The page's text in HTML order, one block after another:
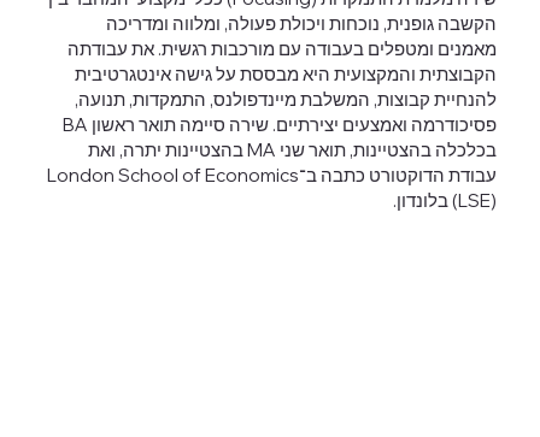
הקשבה גופנית, נוכחות ויכולת פעולה, ומלווה ומדריכה
מאמנים ומטפלים בעבודה עם מורכבות רגשית. את עבודתה
הקבוצתית והמקצועית היא מבססת על גישה אינטגרטיבית
להנחיית קבוצות, המשלבת מיינדפולנס, התמקדות, תנועה,
פסיכודרמה ואמצעים יצירתיים. שירה סיימה תואר ראשון BA
בכלכלה בהצטיינות, תואר שני MA בהצטיינות יתרה, ואת
עבודת הדוקטורט כתבה ב־London School of Economics
(LSE) בלונדון.